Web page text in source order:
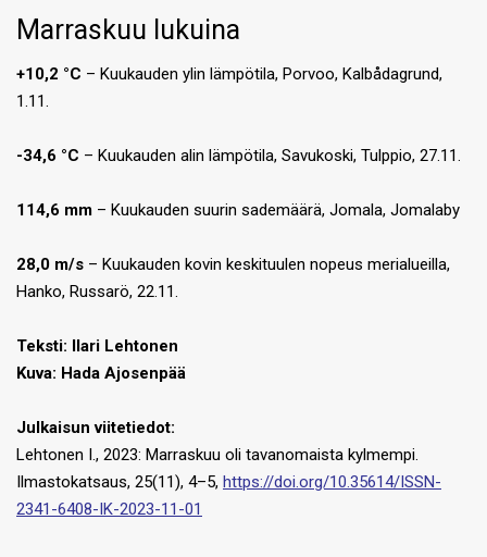
Marraskuu lukuina
+10,2 °C – Kuukauden ylin lämpötila, Porvoo, Kalbådagrund,
1.11.
-34,6 °C – Kuukauden alin lämpötila, Savukoski, Tulppio, 27.11.
114,6 mm – Kuukauden suurin sademäärä, Jomala, Jomalaby
28,0 m/s – Kuukauden kovin keskituulen nopeus merialueilla,
Hanko, Russarö, 22.11.
Teksti: Ilari Lehtonen
Kuva: Hada Ajosenpää
Julkaisun viitetiedot:
Lehtonen I., 2023: Marraskuu oli tavanomaista kylmempi.
Ilmastokatsaus, 25(11), 4–5, https://doi.org/10.35614/ISSN-
2341-6408-IK-2023-11-01